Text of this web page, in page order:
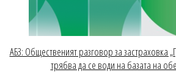
АБЗ: Общественият разговор за застраховка
трябва да се води на базата на